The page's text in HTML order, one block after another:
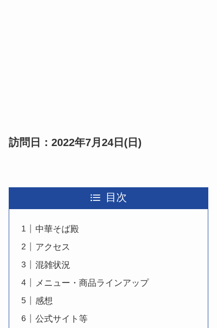
訪問日：2022年7月24日(日)
目次
中華そば殿
アクセス
混雑状況
メニュー・商品ラインアップ
感想
公式サイト等